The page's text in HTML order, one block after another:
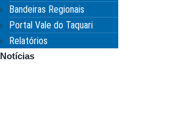
Bandeiras Regionais
Portal Vale do Taquari
Relatórios
Notícias